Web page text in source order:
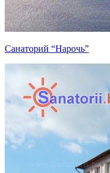
Санаторий “Нарочь”